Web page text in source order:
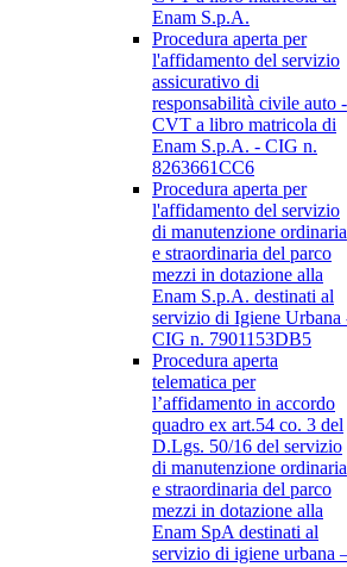
Enam S.p.A.
Procedura aperta per
l'affidamento del servizio
assicurativo di
responsabilità civile auto -
CVT a libro matricola di
Enam S.p.A. - CIG n.
8263661CC6
Procedura aperta per
l'affidamento del servizio
di manutenzione ordinaria
e straordinaria del parco
mezzi in dotazione alla
Enam S.p.A. destinati al
servizio di Igiene Urbana
CIG n. 7901153DB5
Procedura aperta
telematica per
l’affidamento in accordo
quadro ex art.54 co. 3 del
D.Lgs. 50/16 del servizio
di manutenzione ordinaria
e straordinaria del parco
mezzi in dotazione alla
Enam SpA destinati al
servizio di igiene urbana